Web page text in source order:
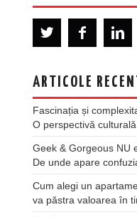
ARTICOLE
Fascinația și
O perspectivă
Geek & Gorgeous NU
De unde apare
Cum alegi un
va păstra valoarea în